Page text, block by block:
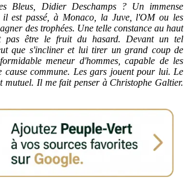
Bleus, Didier Deschamps ? Un immense
il est passé, à Monaco, la Juve, l'OM ou les
des trophées. Une telle constance au haut
pas être le fruit du hasard. Devant un tel
que s'incliner et lui tirer un grand coup de
meneur d'hommes, capable de les
cause commune. Les gars jouent pour lui. Le
mutuel. Il me fait penser à Christophe Galtier.